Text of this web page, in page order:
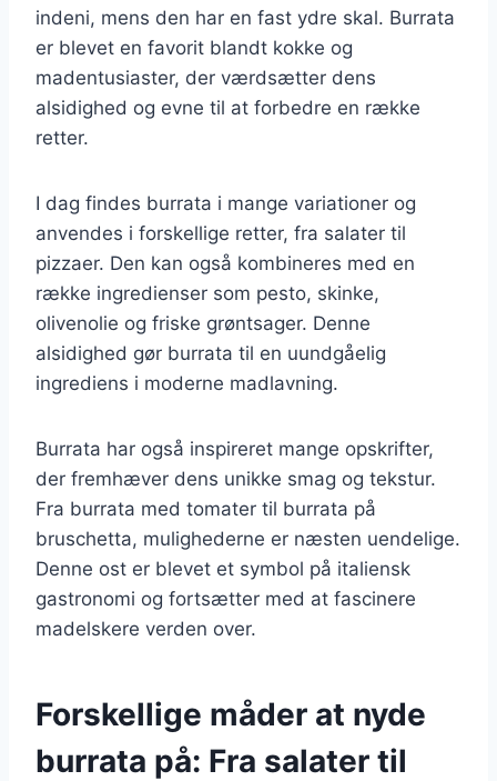
indeni, mens den har en fast ydre skal. Burrata
er blevet en favorit blandt kokke og
madentusiaster, der værdsætter dens
alsidighed og evne til at forbedre en række
retter.
I dag findes burrata i mange variationer og
anvendes i forskellige retter, fra salater til
pizzaer. Den kan også kombineres med en
række ingredienser som pesto, skinke,
olivenolie og friske grøntsager. Denne
alsidighed gør burrata til en uundgåelig
ingrediens i moderne madlavning.
Burrata har også inspireret mange opskrifter,
der fremhæver dens unikke smag og tekstur.
Fra burrata med tomater til burrata på
bruschetta, mulighederne er næsten uendelige.
Denne ost er blevet et symbol på italiensk
gastronomi og fortsætter med at fascinere
madelskere verden over.
Forskellige måder at nyde
burrata på: Fra salater til